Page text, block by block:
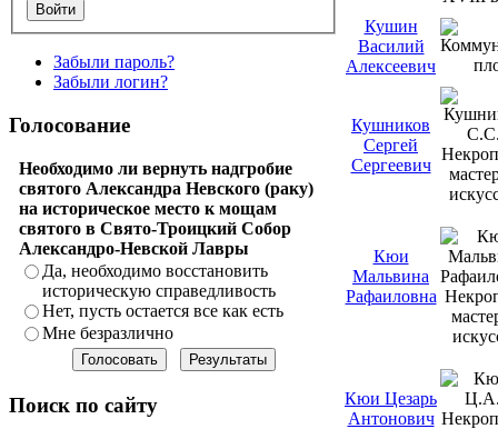
Войти
Забыли пароль?
Забыли логин?
Голосование
Необходимо ли вернуть надгробие
святого Александра Невского (раку)
на историческое место к мощам
святого в Свято-Троицкий Собор
Александро-Невской Лавры
Да, необходимо восстановить
историческую справедливость
Нет, пусть остается все как есть
Мне безразлично
Поиск по сайту
Кушин
Василий
Алексеевич
Кушников
Сергей
Сергеевич
Кюи
Мальвина
Рафаиловна
Кюи Цезарь
Антонович